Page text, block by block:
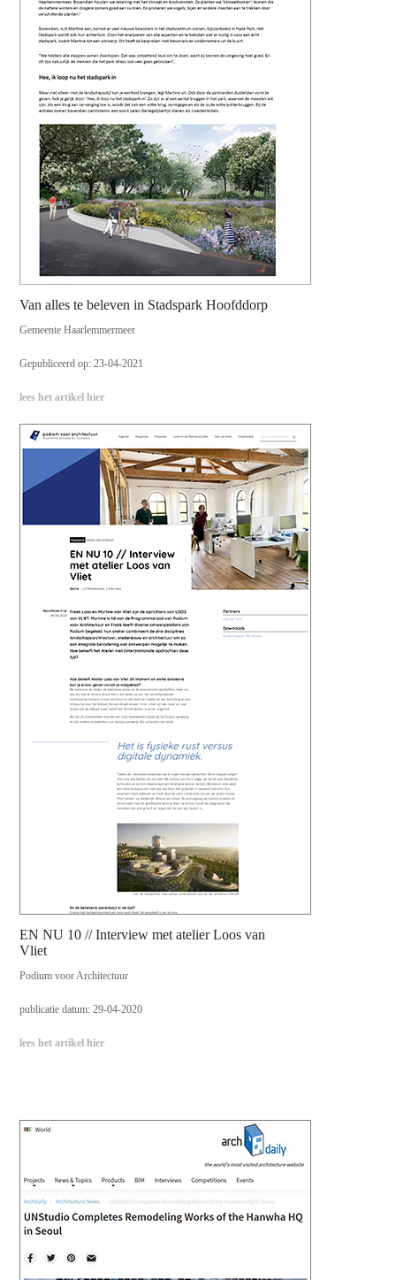
Van alles te beleven in Stadspark Hoofddorp
Gemeente Haarlemmermeer
Gepubliceerd op: 23-04-2021
lees het artikel hier
EN NU 10 // Interview met atelier Loos van
Vliet
Podium voor Architectuur
publicatie datum: 29-04-2020
lees het artikel hier